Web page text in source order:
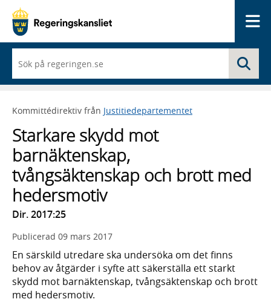
du
börjar
skriva
framträder
lista
med
sökförslag
Kommittédirektiv från Justitiedepartementet
Starkare skydd mot
barnäktenskap,
tvångsäktenskap och brott med
hedersmotiv
Dir. 2017:25
Publicerad 09 mars 2017
En särskild utredare ska undersöka om det finns
behov av åtgärder i syfte att säkerställa ett starkt
skydd mot barnäktenskap, tvångsäktenskap och brott
med hedersmotiv.